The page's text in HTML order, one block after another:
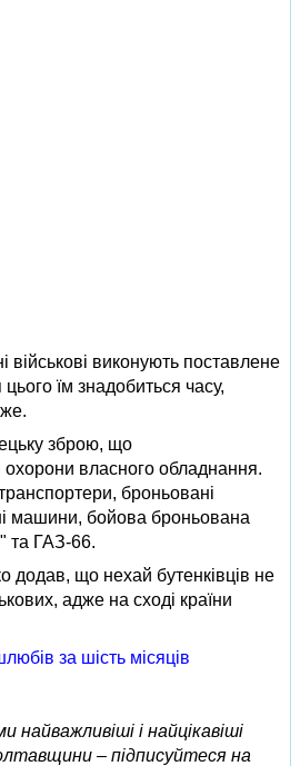
військові виконують поставлене
їм знадобиться часу,
зброю, що
охорони власного обладнання.
броньовані
машини, бойова броньована
та ГАЗ-66.
додав, що нехай бутенківців не
адже на сході країни
за шість місяців
найважливіші і найцікавіші
– підписуйтеся на